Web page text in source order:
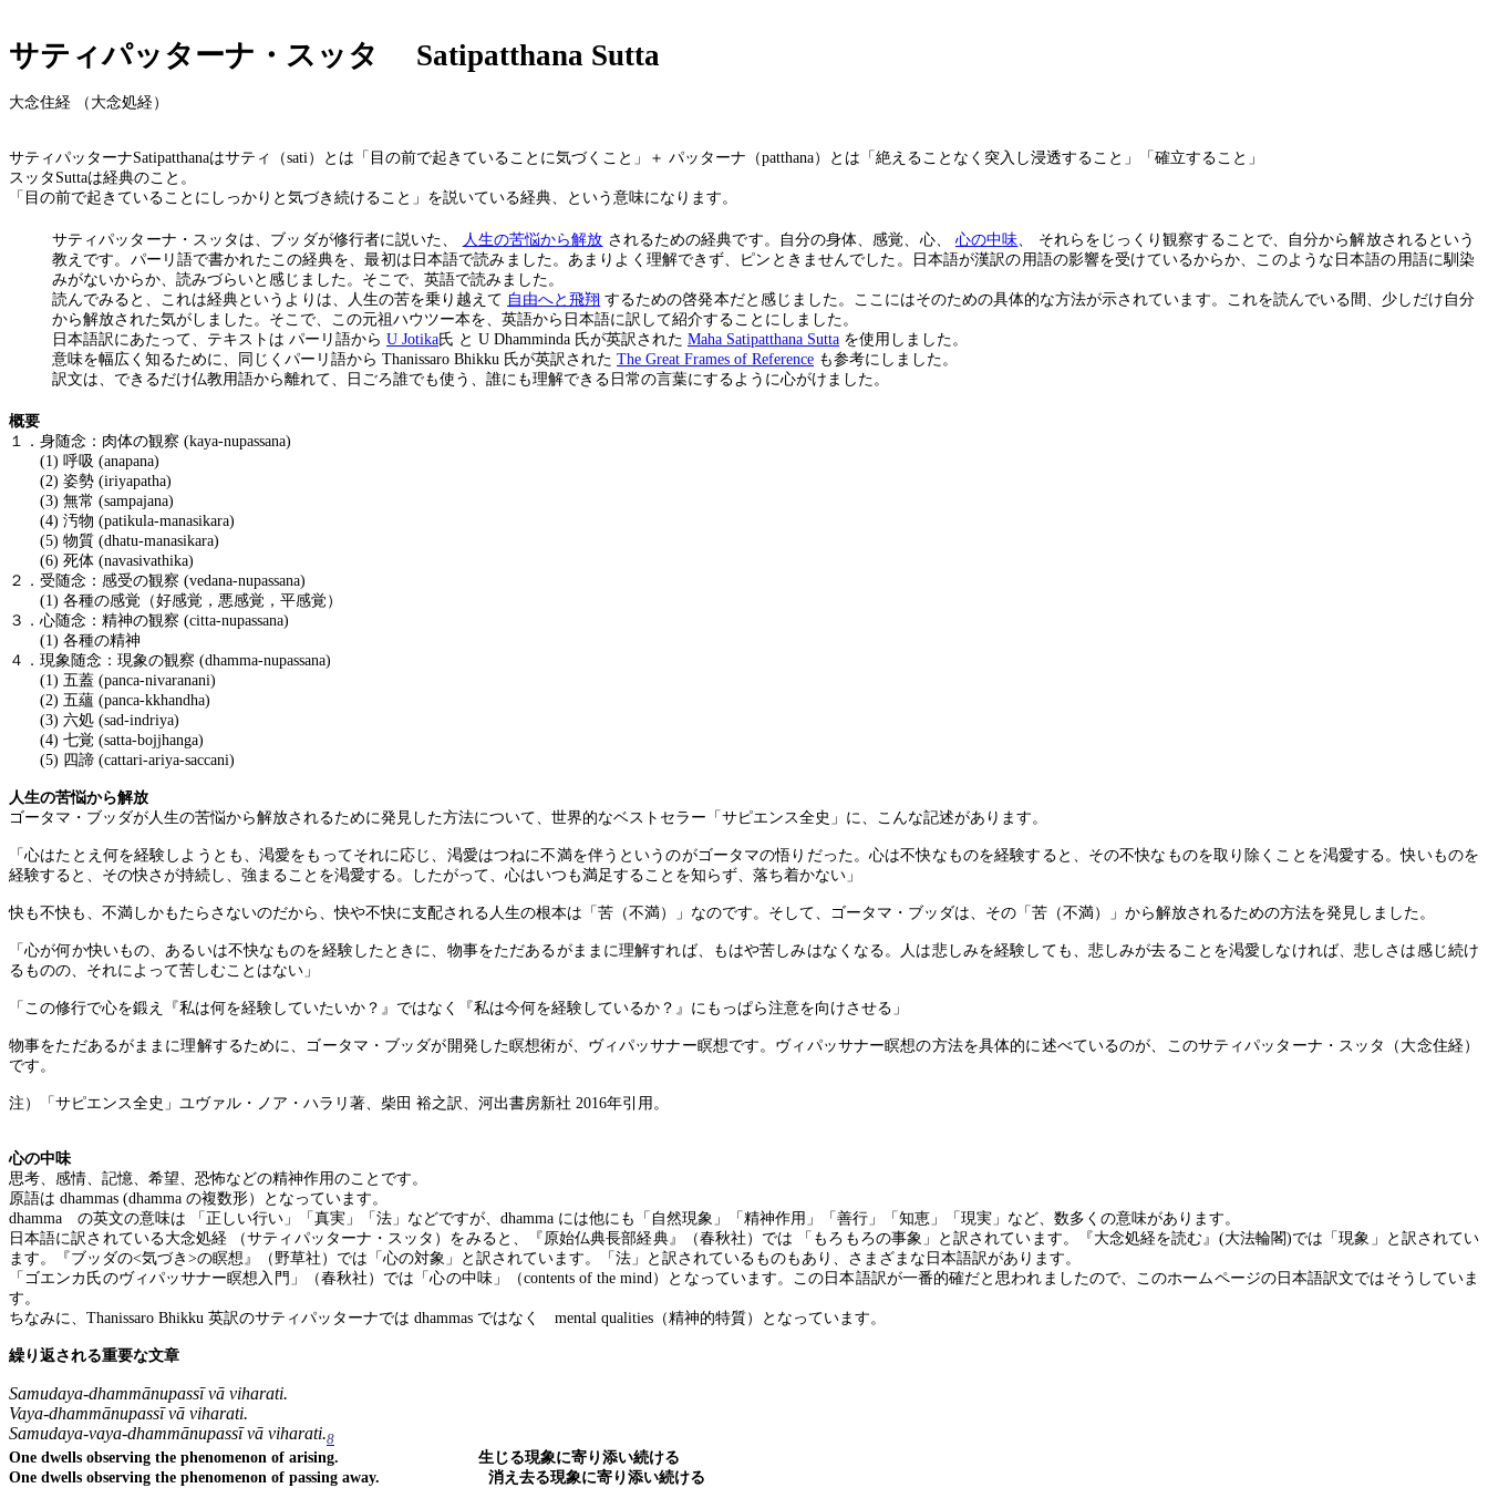
サティパッターナ・スッタ Satipatthana Sutta
大念住経 （大念処経）
サティパッターナSatipatthanaはサティ（sati）とは「目の前で起きていることに気づくこと」＋ パッターナ（patthana）とは「絶えることなく突入し浸透すること」「確立すること」
スッタ Suttaは経典のこと。
「目の前で起きていることにしっかりと気づき続けること」を説いている経典、という意味になります。
サティパッターナ・スッタは、ブッダが修行者に説いた、 人生の苦悩から解放 されるための経典です。自分の身体、感覚、心、 心の中味、 それらをじっくり観察することで、自分から解放されるという
教えです。パーリ語で書かれたこの経典を、最初は日本語で読みました。あまりよく理解できず、ピンときませんでした。日本語が漢訳の用語の影響を受けているからか、このような日本語の用語に馴染
みがないからか、読みづらいと感じました。そこで、英語で読みました。
読んでみると、これは経典というよりは、人生の苦を乗り越えて 自由へと飛翔 するための啓発本だと感じました。ここにはそのための具体的な方法が示されています。これを読んでいる間、少しだけ自分
から解放された気がしました。そこで、この元祖ハウツー本を、英語から日本語に訳して紹介することにしました。
日本語訳にあたって、テキストは パーリ語から U Jotika氏 と U Dhamminda 氏が英訳された Maha Satipatthana Sutta を使用しました。
意味を幅広く知るために、同じくパーリ語から Thanissaro Bhikku 氏が英訳された The Great Frames of Reference も参考にしました。
訳文は、できるだけ仏教用語から離れて、日ごろ誰でも使う、誰にも理解できる日常の言葉にするように心がけました。
概要
１．身随念：肉体の観察 (kaya-nupassana)
(1) 呼吸 (anapana)
(2) 姿勢 (iriyapatha)
(3) 無常 (sampajana)
(4) 汚物 (patikula-manasikara)
(5) 物質 (dhatu-manasikara)
(6) 死体 (navasivathika)
２．受随念：感受の観察 (vedana-nupassana)
(1) 各種の感覚（好感覚，悪感覚，平感覚）
３．心随念：精神の観察 (citta-nupassana)
(1) 各種の精神
４．現象随念：現象の観察 (dhamma-nupassana)
(1) 五蓋 (panca-nivaranani)
(2) 五蘊 (panca-kkhandha)
(3) 六処 (sad-indriya)
(4) 七覚 (satta-bojjhanga)
(5) 四諦 (cattari-ariya-saccani)
人生の苦悩から解放
ゴータマ・ブッダが人生の苦悩から解放されるために発見した方法について、世界的なベストセラー「サピエンス全史」に、こんな記述があります。
「心はたとえ何を経験しようとも、渇愛をもってそれに応じ、渇愛はつねに不満を伴うというのがゴータマの悟りだった。心は不快なものを経験すると、その不快なものを取り除くことを渇愛する。快いものを
経験すると、その快さが持続し、強まることを渇愛する。したがって、心はいつも満足することを知らず、落ち着かない」
快も不快も、不満しかもたらさないのだから、快や不快に支配される人生の根本は「苦（不満）」なのです。そして、ゴータマ・ブッダは、その「苦（不満）」から解放されるための方法を発見しました。
「心が何か快いもの、あるいは不快なものを経験したときに、物事をただあるがままに理解すれば、もはや苦しみはなくなる。人は悲しみを経験しても、悲しみが去ることを渇愛しなければ、悲しさは感じ続け
るものの、それによって苦しむことはない」
「この修行で心を鍛え『私は何を経験していたいか？』ではなく『私は今何を経験しているか？』にもっぱら注意を向けさせる」
物事をただあるがままに理解するために、ゴータマ・ブッダが開発した瞑想術が、ヴィパッサナー瞑想です。ヴィパッサナー瞑想の方法を具体的に述べているのが、このサティパッターナ・スッタ（大念住経）
です。
注）「サピエンス全史」ユヴァル・ノア・ハラリ著、柴田 裕之訳、河出書房新社 2016年引用。
心の中味
思考、感情、記憶、希望、恐怖などの精神作用のことです。
原語は dhammas (dhamma の複数形）となっています。
dhamma の英文の意味は 「正しい行い」「真実」「法」などですが、 dhamma には他にも「自然現象」「精神作用」「善行」「知恵」「現実」など、数多くの意味があります。
日本語に訳されている大念処経 （サティパッターナ・スッタ）をみると、『原始仏典長部経典』（春秋社）では 「もろもろの事象」と訳されています。『大念処経を読む』 (大法輪閣)では「現象」と訳されてい
ます。『ブッダの<気づき >の瞑想』（野草社）では「心の対象」と訳されています。「法」と訳されているものもあり、さまざまな日本語訳があります。
「ゴエンカ氏のヴィパッサナー瞑想入門」（春秋社）では「心の中味」（contents of the mind）となっています。この日本語訳が一番的確だと思われましたので、このホームページの日本語訳文ではそうしていま
す。
ちなみに、 Thanissaro Bhikku 英訳のサティパッターナでは dhammas ではなく mental qualities （精神的特質）となっています。
繰り返される重要な文章
Samudaya-dhammānupassī vā viharati.
Vaya-dhammānupassī vā viharati.
Samudaya-vaya-dhammānupassī vā viharati.8
One dwells observing the phenomenon of arising. 生じる現象に寄り添い続ける
One dwells observing the phenomenon of passing away. 消え去る現象に寄り添い続ける